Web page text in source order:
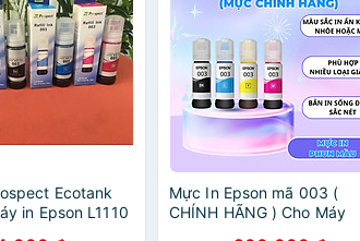
Ecotank
in Epson L1110
Mực In Epson mã 003 (
CHÍNH HÃNG ) Cho Máy